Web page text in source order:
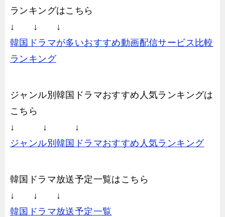
ランキングはこちら
↓ ↓ ↓
韓国ドラマが多いおすすめ動画配信サービス比較
ランキング
ジャンル別韓国ドラマおすすめ人気ランキングは
こちら
↓ ↓ ↓
ジャンル別韓国ドラマおすすめ人気ランキング
韓国ドラマ放送予定一覧はこちら
↓ ↓ ↓
韓国ドラマ放送予定一覧